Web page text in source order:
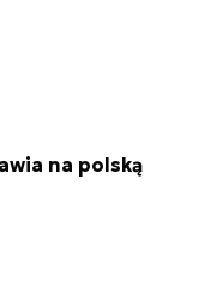
na polską